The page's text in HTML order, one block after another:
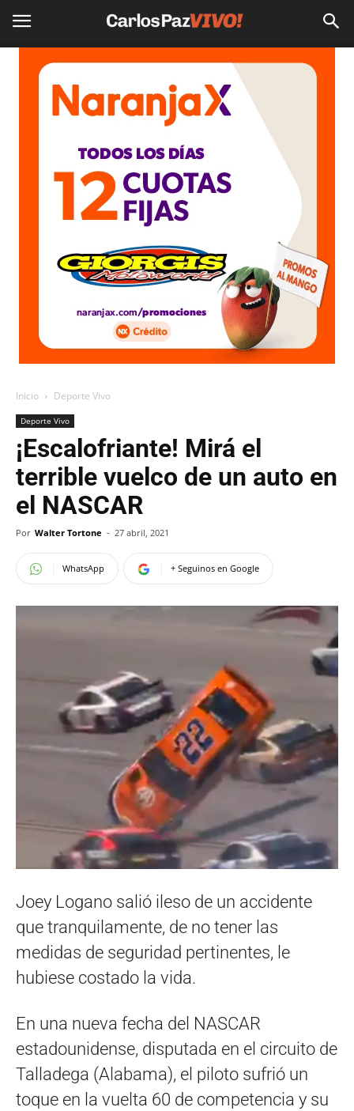
Inicio Deporte Vivo
Deporte Vivo
¡Escalofriante! Mirá el
terrible vuelco de un auto en
el NASCAR
Por Walter Tortone - 27 abril, 2021
WhatsApp + Seguinos en Google
Joey Logano salió ileso de un accidente
que tranquilamente, de no tener las
medidas de seguridad pertinentes, le
hubiese costado la vida.
En una nueva fecha del NASCAR
estadounidense, disputada en el circuito de
Talladega (Alabama), el piloto sufrió un
toque en la vuelta 60 de competencia y su